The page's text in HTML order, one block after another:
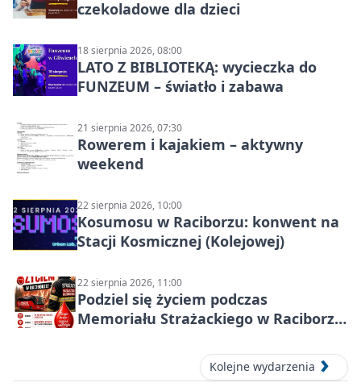
czekoladowe dla dzieci
18 sierpnia 2026, 08:00
LATO Z BIBLIOTEKĄ: wycieczka do
FUNZEUM – światło i zabawa
21 sierpnia 2026, 07:30
Rowerem i kajakiem – aktywny
weekend
22 sierpnia 2026, 10:00
Kosumosu w Raciborzu: konwent na
Stacji Kosmicznej (Kolejowej)
22 sierpnia 2026, 11:00
Podziel się życiem podczas
Memoriału Strażackiego w Raciborzu
Kolejne wydarzenia